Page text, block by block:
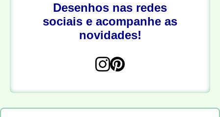
Desenhos nas redes
sociais e acompanhe as
novidades!